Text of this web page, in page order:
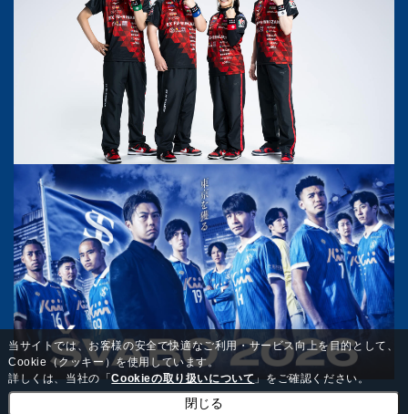
当サイトでは、お客様の安全で快適なご利用・サービス向上を目的として、
Cookie（クッキー）を使用しています。
詳しくは、当社の「Cookieの取り扱いについて 」をご確認ください。
閉じる